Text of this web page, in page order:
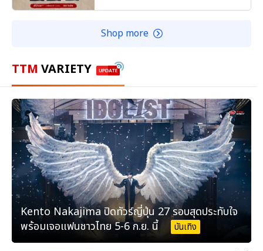
Shop more
TTM VARIETY
Kento Nakajima ปิดทัวร์ญี่ปุ่น 27 รอบสุดประทับใจ
พร้อมเจอแฟนชาวไทย 5-6 ก.ย. นี้
บันเทิง